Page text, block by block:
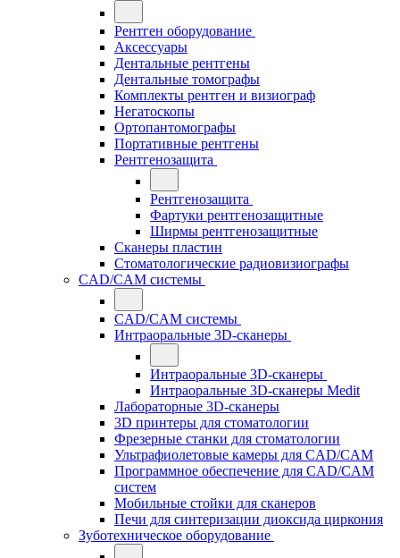
Рентген оборудование
Аксессуары
Дентальные рентгены
Дентальные томографы
Комплекты рентген и визиограф
Негатоскопы
Ортопантомографы
Портативные рентгены
Рентгенозащита
Рентгенозащита
Фартуки рентгенозащитные
Ширмы рентгенозащитные
Сканеры пластин
Стоматологические радиовизиографы
CAD/CAM системы
CAD/CAM системы
Интраоральные 3D-сканеры
Интраоральные 3D-сканеры
Интраоральные 3D-сканеры Medit
Лабораторные 3D-сканеры
3D принтеры для стоматологии
Фрезерные станки для стоматологии
Ультрафиолетовые камеры для CAD/CAM
Программное обеспечение для CAD/CAM
систем
Мобильные стойки для сканеров
Печи для синтеризации диоксида циркония
Зуботехническое оборудование